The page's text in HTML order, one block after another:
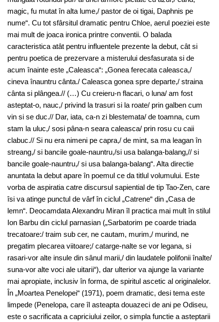
magic, fu mutat în alta lume,/ pastor de oi tigai, Daphnis pe
nume“. Cu tot sfârsitul dramatic pentru Chloe, aerul poeziei este
mai mult de joaca ironica printre conventii. O balada
caracteristica atât pentru influentele prezente la debut, cât si
pentru poetica de prezervare a misterului desfasurata si de
acum înainte este „Caleasca“: „Gonea ferecata caleasca,/
cineva înauntru cânta./ Caleasca gonea spre departe,/ straina
cânta si plângea.// (…) Cu creieru-n flacari, o luna/ am fost
asteptat-o, nauc,/ privind la trasuri si la roate/ prin galben cum
vin si se duc.// Dar, iata, ca-n zi blestemata/ de toamna, cum
stam la uluc,/ sosi pâna-n seara caleasca/ prin rosu cu caii
clabuc.// Si nu era nimeni pe capra,/ de mint, sa ma leagan în
streang,/ si bancile goale-nauntru,/si usa balanga-balang,// si
bancile goale-nauntru,/ si usa balanga-balang“. Alta directie
anuntata la debut apare în poemul ce da titlul volumului. Este
vorba de aspiratia catre discursul sapiential de tip Tao-Zen, care
îsi va atinge punctul de vârf în ciclul „Catrene“ din „Casa de
lemn“. Deocamdata Alexandru Miran îl practica mai mult în stilul
Ion Barbu din ciclul parnasian („Sarbatorim pe coarde triada
trecatoare:/ traim sub cer, ne cautam, murim,/ murind, ne
pregatim plecarea viitoare;/ catarge-nalte se vor legana, si
rasari-vor alte insule din sânul marii,/ din laudatele polifonii înalte/
suna-vor alte voci ale uitarii“), dar ulterior va ajunge la variante
mai apropiate, inclusiv în forma, de spiritul ascetic al originalelor.
În „Moartea Penelopei“ (1971), poem dramatic, desi tema este
limpede (Penelopa, care îl asteapta douazeci de ani pe Odiseu,
este o sacrificata a capriciului zeilor, o simpla functie a asteptarii